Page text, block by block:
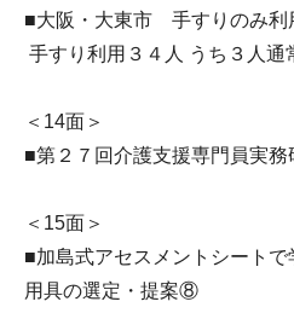
■大阪・大東市 手すりのみ
手すり利用３４人 うち３人通
＜14面＞
■第２７回介護支援専門員実
＜15面＞
■加島式アセスメントシート
用具の選定・提案⑧